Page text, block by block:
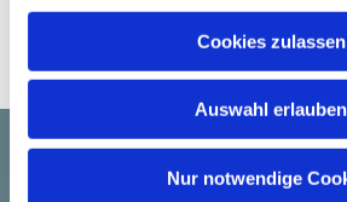
a
Cookies zulassen
Auswahl erlauben
Nur notwendige
Startseite